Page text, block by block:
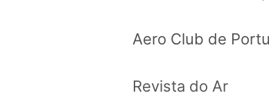
Aero Club de
Revista do Ar